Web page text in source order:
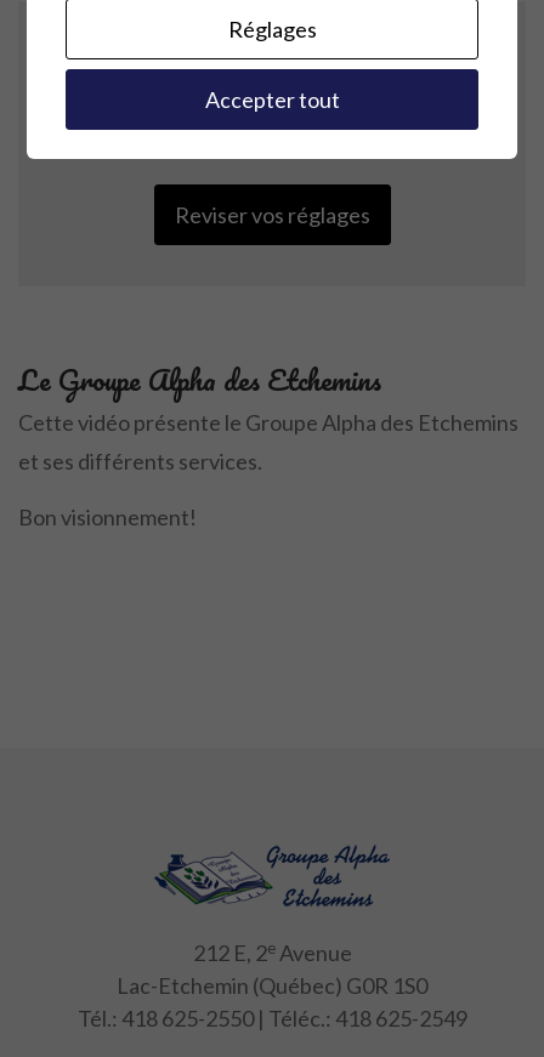
Your settings may be preventing you from
seeing this content. Most likely you have
Reviser vos réglages
Le Groupe Alpha des Etchemins
Cette vidéo présente le Groupe Alpha des Etchemins
et ses différents services.
Bon visionnement!
212 E, 2eAvenue
Lac-Etchemin (Québec) G0R 1S0
Tél.: 418 625-2550 | Téléc.: 418 625-2549
Réglages
Accepter tout